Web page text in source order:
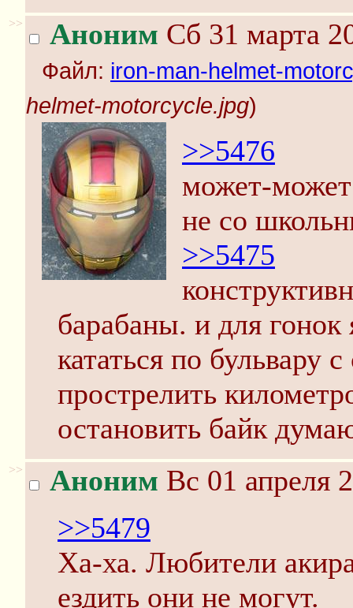
>> Аноним Сб 31 марта
Файл: iron-man-helmet-
helmet-motorcycle.jpg)
>>5476
может-может
не со
>>5475
барабаны. и для гонок
кататься по бульвару
прострелить
остановить байк
>> Аноним Вс 01 апреля
>>5479
Ха-ха. Любители
ездить они не могут.